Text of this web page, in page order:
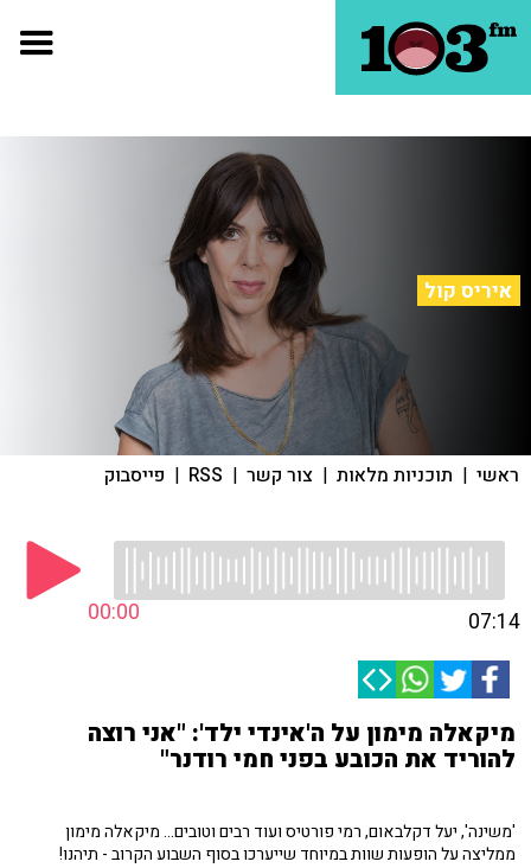
איריס קול
ראשי | תוכניות מלאות | צור קשר |
RSS
| פייסבוק
00:00 07:14
מיקאלה מימון על ה'אינדי ילד': "אני רוצה
להוריד את הכובע בפני חמי רודנר"
'משינה', יעל דקלבאום, רמי פורטיס ועוד רבים וטובים... מיקאלה מימון
ממליצה על הופעות שוות במיוחד שייערכו בסוף השבוע הקרוב - תיהנו!